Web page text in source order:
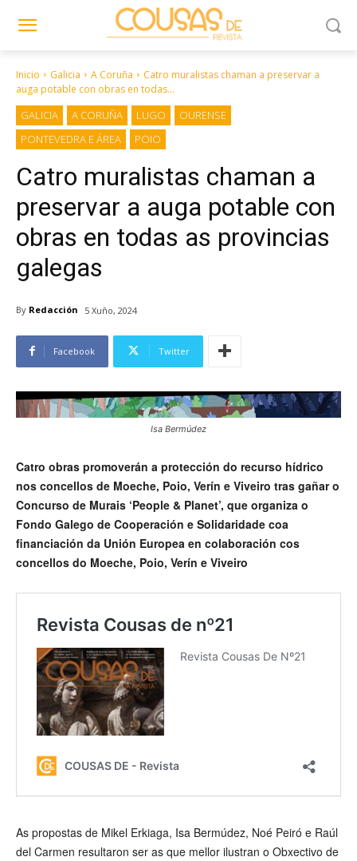
Inicio Galicia A Coruña
Catro muralistas chaman a preservar a
auga potable con obras en todas...
GALICIA A CORUÑA LUGO
OURENSE
PONTEVEDRA E ÁREA
POIO
Catro muralistas chaman a
preservar a auga potable con
obras en todas as provincias
galegas
By Redacción 5 Xuño, 2024
Facebook Twitter
Isa Bermúdez
Catro obras promoverán a protección do recurso hídrico
nos concellos de Moeche, Poio, Verín e Viveiro tras gañar o
Concurso de Murais ‘People & Planet’, que organiza o
Fondo Galego de Cooperación e Solidaridade coa
financiación da Unión Europea en colaboración cos
concellos do Moeche, Poio, Verín e Viveiro
As propostas de Mikel Erkiaga, Isa Bermúdez, Noé Peiró e Raúl
del Carmen resultaron ser as que mellor ilustran o Obxectivo de